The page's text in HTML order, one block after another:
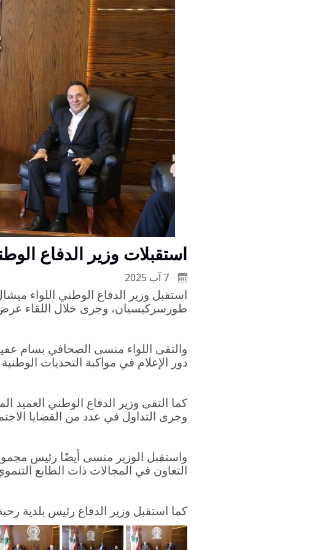
استقبلات وزير الدفاع
7 آب 2025
استقبل وزير الدفاع الوطني اللواء
طورسركيسيان، وجرى خلال اللقاء عرض
والتقى اللواء منسى الصحافي بسام
دور الإعلام في مواكبة التحديات
كما التقى وزير الدفاع الوطني العميد
وجرى التداول في عدد من القضايا
واستقبل الوزير منسى أيضًا رئيس
التعاون في المجالات ذات الطابع
كما استقبل وزير الدفاع رئيس بلدية